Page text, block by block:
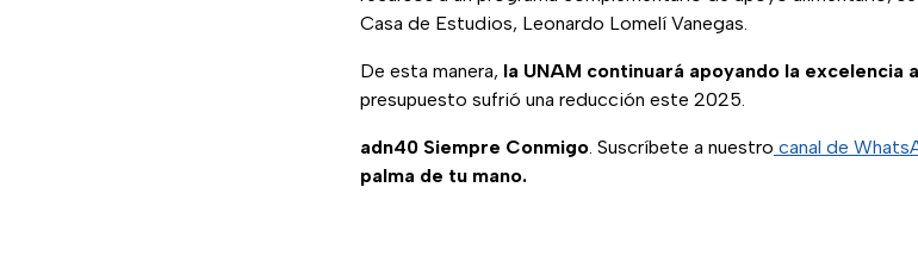
Casa de Estudios, Leonardo Lomelí Vanegas.
De esta manera, la UNAM continuará apoyando la excelencia
presupuesto sufrió una reducción este 2025.
adn40 Siempre Conmigo. Suscríbete a nuestro canal de
palma de tu mano.